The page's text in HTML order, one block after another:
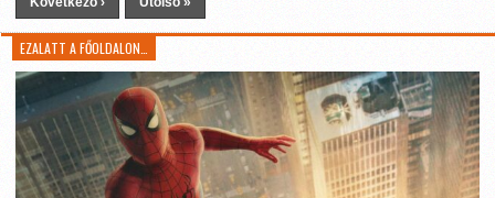
EZALATT A FŐOLDALON…